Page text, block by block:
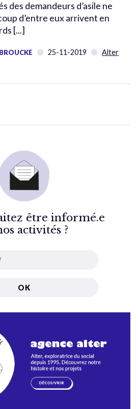
des demandeurs d’asile ne
d’entre eux arrivent en
[...]
25-11-2019
Alter
être informé.e
activités ?